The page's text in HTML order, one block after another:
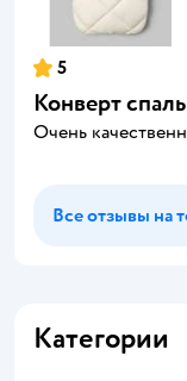
5
Конверт
Очень
Все отзывы на
Категории